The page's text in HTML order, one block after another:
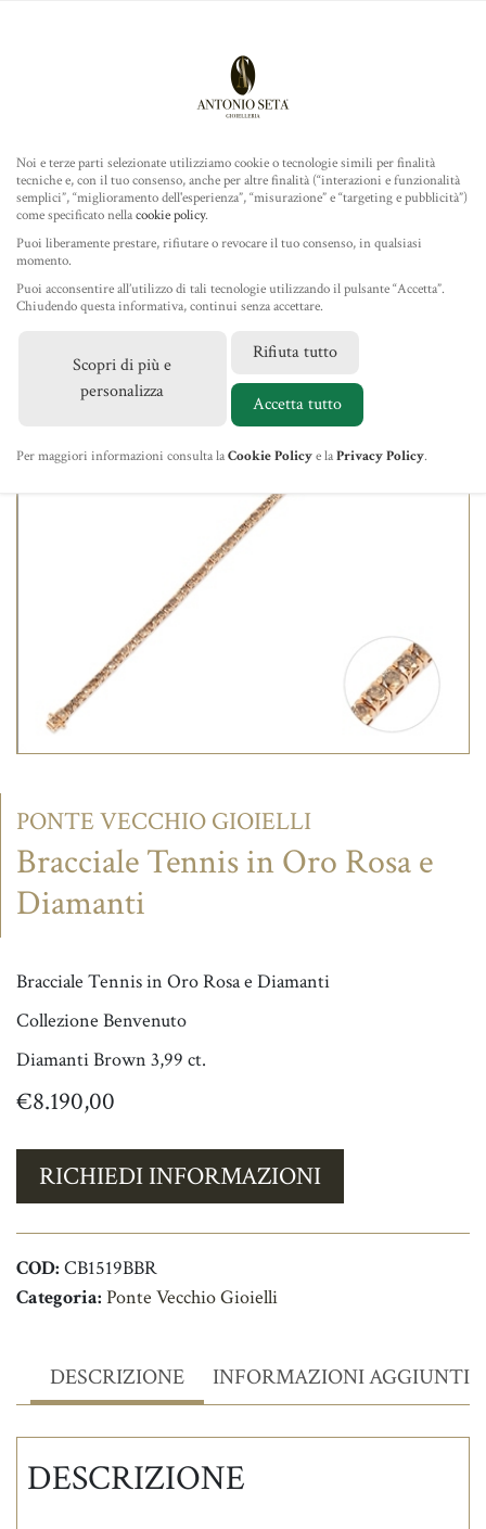
ROLEX
TUDOR
GIOIELLERIA
IL NEGOZIO
NEWS
CONTATTI
Home/Gioielleria/Ponte Vecchio Gioielli
in Oro Rosa e Diamanti
PONTE VECCHIO GIOIELLI
Bracciale Tennis in Oro Rosa e
Diamanti
Bracciale Tennis in Oro Rosa e Diamanti
Collezione Benvenuto
Diamanti Brown 3,99 ct.
€8.190,00
RICHIEDI INFORMAZIONI
COD: CB1519BBR
Categoria: Ponte Vecchio Gioielli
DESCRIZIONE INFORMAZIONI
DESCRIZIONE
Noi e terze parti selezionate utilizziamo cookie o tecnologie simili per finalità
tecniche e, con il tuo consenso, anche per altre finalità (“interazioni e funzionalità
semplici”, “miglioramento dell'esperienza”, “misurazione” e “targeting e pubblicità”)
come specificato nellacookie policy.
Puoi liberamente prestare, rifiutare o revocare il tuo consenso, in qualsiasi
momento.
Puoi acconsentire all’utilizzo di tali tecnologie utilizzando il pulsante “Accetta”.
Chiudendo questa informativa, continui senza accettare.
Scopri di più e
personalizza
Rifiuta tutto
Accetta tutto
Per maggiori informazioni consulta laCookie Policye laPrivacy Policy.